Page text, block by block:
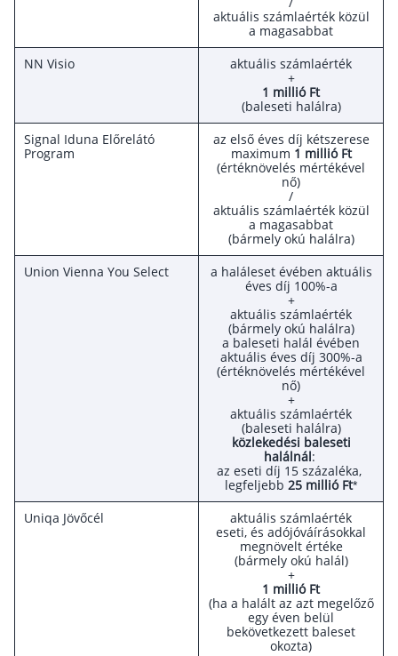
Karrier
aktuális számlaérték közül
a magasabbat
NN Visio
aktuális számlaérték
+
1 millió Ft
(baleseti halálra)
Signal Iduna Előrelátó
Program
az első éves díj kétszerese
maximum 1 millió Ft
(értéknövelés mértékével
nő)
/
aktuális számlaérték közül
a magasabbat
(bármely okú halálra)
Union Vienna You Select
a haláleset évében aktuális
éves díj 100%-a
+
aktuális számlaérték
(bármely okú halálra)
a baleseti halál évében
aktuális éves díj 300%-a
(értéknövelés mértékével
nő)
+
aktuális számlaérték
(baleseti halálra)
közlekedési baleseti
halálnál:
az eseti díj 15 százaléka,
legfeljebb 25 millió Ft*
Uniqa Jövőcél
aktuális számlaérték
eseti, és adójóváírásokkal
megnövelt értéke
(bármely okú halál)
+
1 millió Ft
(ha a halált az azt megelőző
egy éven belül
bekövetkezett baleset
okozta)